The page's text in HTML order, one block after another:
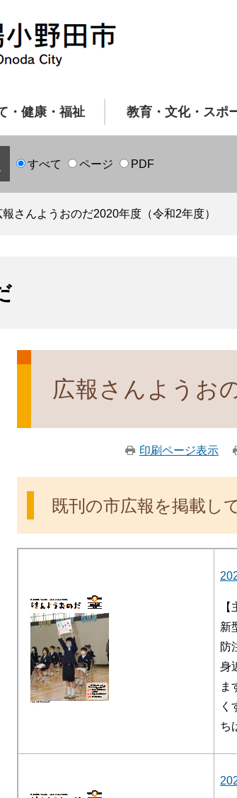
・健康・福祉 教育・文化・スポ
すべて ページ PDF
報さんようおのだ2020年度（令和2年度）
広報さんようお
印刷ページ表示
既刊の市広報を掲載し
新
防
身
ま
く
ち